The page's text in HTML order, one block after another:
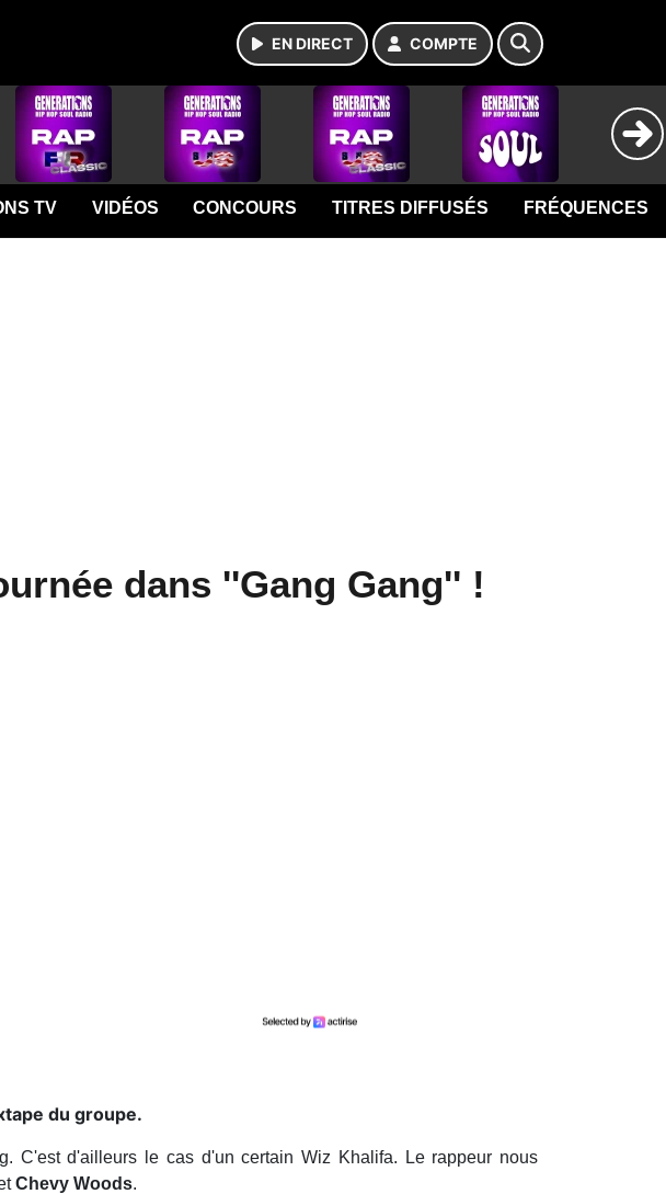
EN DIRECT COMPTE
TV VIDÉOS CONCOURS TITRES DIFFUSÉS FRÉQUENCES
dans ''Gang Gang'' !
du groupe.
C'est d'ailleurs le cas d'un certain Wiz Khalifa. Le rappeur nous
Chevy Woods.